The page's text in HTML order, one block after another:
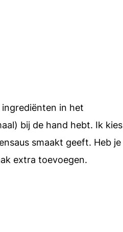
in het
bij de hand hebt. Ik kies
smaakt geeft. Heb je
extra toevoegen.